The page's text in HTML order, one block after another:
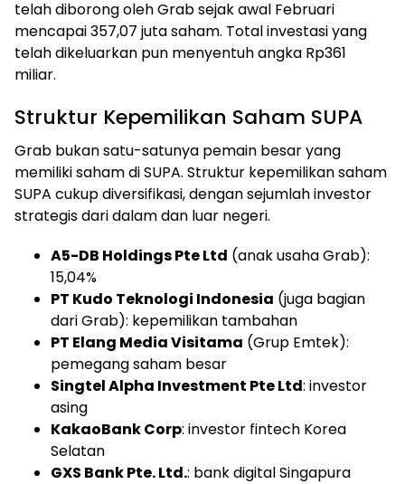
telah diborong oleh Grab sejak awal Februari
mencapai 357,07 juta saham. Total investasi yang
telah dikeluarkan pun menyentuh angka Rp361
miliar.
Struktur Kepemilikan Saham SUPA
Grab bukan satu-satunya pemain besar yang
memiliki saham di SUPA. Struktur kepemilikan saham
SUPA cukup diversifikasi, dengan sejumlah investor
strategis dari dalam dan luar negeri.
A5-DB Holdings Pte Ltd (anak usaha Grab):
15,04%
PT Kudo Teknologi Indonesia (juga bagian
dari Grab): kepemilikan tambahan
PT Elang Media Visitama (Grup Emtek):
pemegang saham besar
Singtel Alpha Investment Pte Ltd: investor
asing
KakaoBank Corp: investor fintech Korea
Selatan
GXS Bank Pte. Ltd.: bank digital Singapura